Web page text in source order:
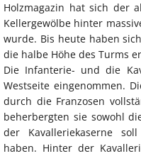
Holzmagazin hat sich der
Kellergewölbe hinter
wurde. Bis heute haben
die halbe Höhe des Turms
Die Infanterie- und die
Westseite eingenommen.
durch die Franzosen
beherbergten sie sowohl
der Kavalleriekaserne
haben. Hinter der